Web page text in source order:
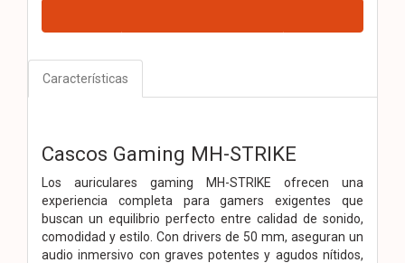
Características
Cascos Gaming MH-STRIKE
Los auriculares gaming MH-STRIKE ofrecen una
experiencia completa para gamers exigentes que
buscan un equilibrio perfecto entre calidad de sonido,
comodidad y estilo. Con drivers de 50 mm, aseguran un
audio inmersivo con graves potentes y agudos nítidos,